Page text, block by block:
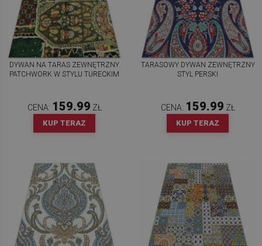
DYWAN NA TARAS ZEWNĘTRZNY
PATCHWORK W STYLU TURECKIM
CENA: 159.99 ZŁ
KUP TERAZ
TARASOWY DYWAN ZEWNĘTRZNY
STYL PERSKI
CENA: 159.99 ZŁ
KUP TERAZ